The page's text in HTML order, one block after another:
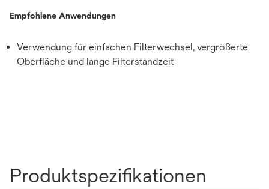
Empfohlene Anwendungen
Verwendung für einfachen Filterwechsel, vergrößerte
Oberfläche und lange Filterstandzeit
Produktspezifikationen